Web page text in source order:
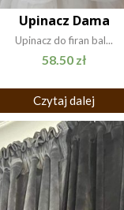
Upinacz Dama
Upinacz do firan bal...
58.50 zł
Czytaj dalej